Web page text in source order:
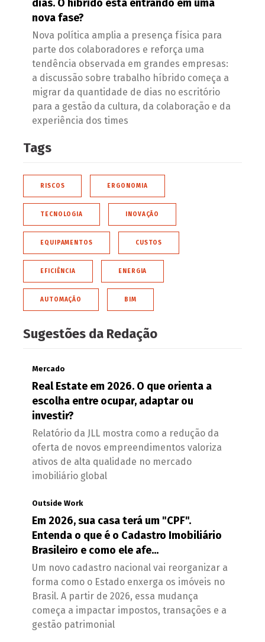
dias. O híbrido está entrando em uma
nova fase?
Nova política amplia a presença física para
parte dos colaboradores e reforça uma
tendência observada em grandes empresas:
a discussão sobre trabalho híbrido começa a
migrar da quantidade de dias no escritório
para a gestão da cultura, da colaboração e da
experiência dos times
Tags
RISCOS ERGONOMIA
TECNOLOGIA INOVAÇÃO
EQUIPAMENTOS CUSTOS
EFICIÊNCIA ENERGIA
AUTOMAÇÃO BIM
Sugestões da Redação
Mercado
Real Estate em 2026. O que orienta a
escolha entre ocupar, adaptar ou
investir?
Relatório da JLL mostra como a redução da
oferta de novos empreendimentos valoriza
ativos de alta qualidade no mercado
imobiliário global
Outside Work
Em 2026, sua casa terá um "CPF".
Entenda o que é o Cadastro Imobiliário
Brasileiro e como ele afe...
Um novo cadastro nacional vai reorganizar a
forma como o Estado enxerga os imóveis no
Brasil. A partir de 2026, essa mudança
começa a impactar impostos, transações e a
gestão patrimonial